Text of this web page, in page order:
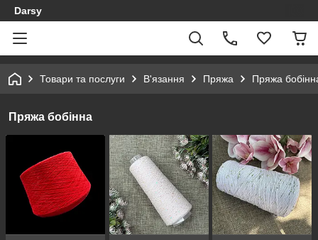
Darsy
Товари та послуги В'язання Пряжа Пряжа
Пряжа бобінна